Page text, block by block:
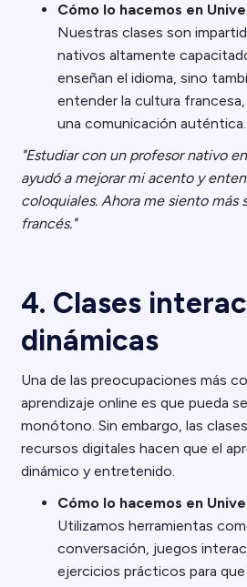
Cómo lo hacemos en
Nuestras clases son
nativos altamente
enseñan el idioma, sino
entender la cultura
una comunicación auténtica.
"Estudiar con un profesor nativo
ayudó a mejorar mi acento y
coloquiales. Ahora me siento más
francés."
4. Clases
dinámicas
Una de las preocupaciones más
aprendizaje online es que pueda
monótono. Sin embargo, las
recursos digitales hacen que el
dinámico y entretenido.
Cómo lo hacemos en
Utilizamos herramientas
conversación, juegos
ejercicios prácticos para